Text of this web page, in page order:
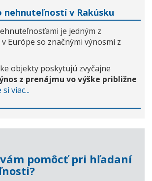
nehnuteľností v Rakúsku
je jedným z
Európe so značnými výnosmi z
objekty poskytujú zvyčajne
z prenájmu vo výške približne
viac...
pomôcť pri hľadaní